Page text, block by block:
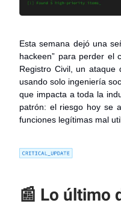
Esta semana dejó una
hackeen” para perder el
Registro Civil, un ataque
usando solo ingeniería
que impacta a toda la
patrón: el riesgo hoy se
funciones legítimas mal
📰 Lo último